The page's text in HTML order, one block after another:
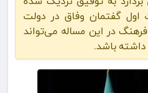
گفتمان وفاق در دولت
در این مساله می‌تواند
باشد.